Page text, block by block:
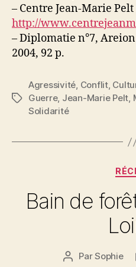
– Centre Jean-Marie Pelt
http://
– Diplomatie n°7,
2004, 92 p.
Étiquettes
Agressivité, Conflit,
Guerre, Jean-Marie Pelt,
Solidarité
Bain de
Auteur
ParSophie